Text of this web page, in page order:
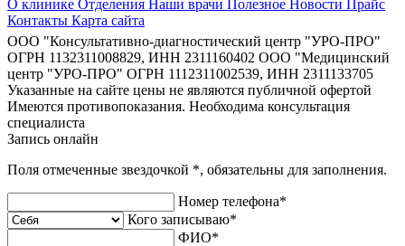
О клинике Отделения Наши врачи Полезное Новости Прайс
Контакты Карта сайта
ООО "Консультативно-диагностический центр "УРО-ПРО"
ОГРН 1132311008829, ИНН 2311160402 ООО "Медицинский
центр "УРО-ПРО" ОГРН 1112311002539, ИНН 2311133705
Указанные на сайте цены не являются публичной офертой
Имеются противопоказания. Необходима консультация
специалиста
Запись онлайн
Поля отмеченные звездочкой *, обязательны для заполнения.
Номер телефона*
Кого записываю*
ФИО*